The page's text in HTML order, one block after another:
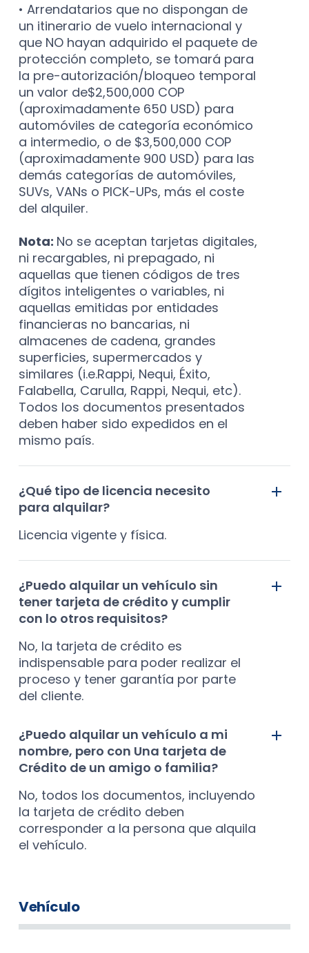
• Arrendatarios que no dispongan de
un itinerario de vuelo internacional y
que NO hayan adquirido el paquete de
protección completo, se tomará para
la pre-autorización/bloqueo temporal
un valor de$2,500,000 COP
(aproximadamente 650 USD) para
automóviles de categoría económico
a intermedio, o de $3,500,000 COP
(aproximadamente 900 USD) para las
demás categorías de automóviles,
SUVs, VANs o PICK-UPs, más el coste
del alquiler.
Nota: No se aceptan tarjetas digitales,
ni recargables, ni prepagado, ni
aquellas que tienen códigos de tres
dígitos inteligentes o variables, ni
aquellas emitidas por entidades
financieras no bancarias, ni
almacenes de cadena, grandes
superficies, supermercados y
similares (i.e.Rappi, Nequi, Éxito,
Falabella, Carulla, Rappi, Nequi, etc).
Todos los documentos presentados
deben haber sido expedidos en el
mismo país.
¿Qué tipo de licencia necesito
para alquilar?
Licencia vigente y física.
¿Puedo alquilar un vehículo sin
tener tarjeta de crédito y cumplir
con lo otros requisitos?
No, la tarjeta de crédito es
indispensable para poder realizar el
proceso y tener garantía por parte
del cliente.
¿Puedo alquilar un vehículo a mi
nombre, pero con Una tarjeta de
Crédito de un amigo o familia?
No, todos los documentos, incluyendo
la tarjeta de crédito deben
corresponder a la persona que alquila
el vehículo.
Vehículo